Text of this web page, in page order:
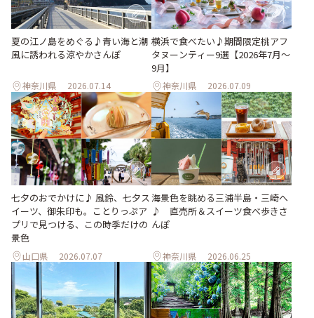
夏の江ノ島をめぐる♪青い海と潮
風に誘われる涼やかさんぽ
神奈川県 2026.07.14
横浜で食べたい♪期間限定桃アフ
タヌーンティー9選【2026年7月～
9月】
神奈川県 2026.07.09
七夕のおでかけに♪ 風鈴、七夕ス
イーツ、御朱印も。ことりっぷア
プリで見つける、この時季だけの
景色
山口県 2026.07.07
海景色を眺める三浦半島・三崎へ
♪ 直売所＆スイーツ食べ歩きさ
んぽ
神奈川県 2026.06.25